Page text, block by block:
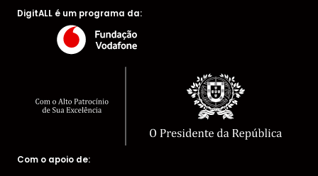
DigitALL é um programa da:
Com o apoio de: